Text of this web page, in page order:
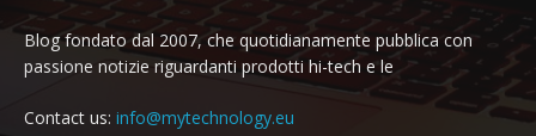
Blog fondato dal 2007, che quotidianamente pubblica con
passione notizie riguardanti prodotti hi-tech e le
Contact us: info@mytechnology.eu